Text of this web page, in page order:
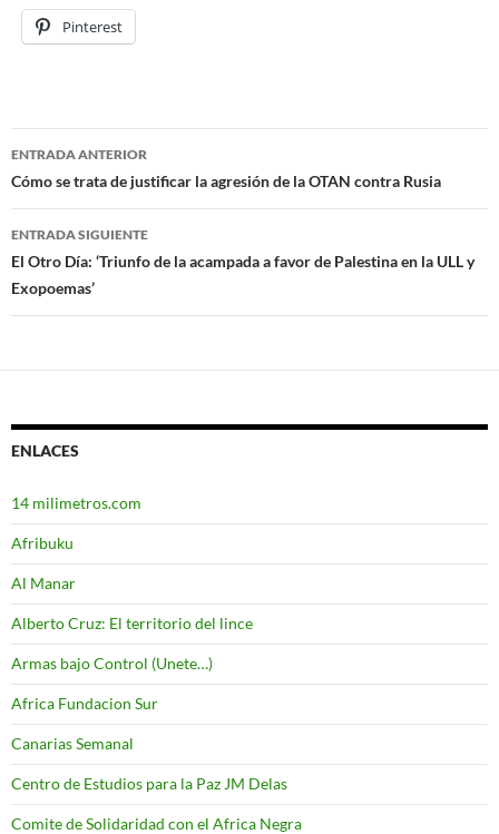
Pinterest
Navegación
de
entradas
ENTRADA ANTERIOR
Cómo se trata de justificar la agresión de la OTAN contra Rusia
ENTRADA SIGUIENTE
El Otro Día: ‘Triunfo de la acampada a favor de Palestina en la ULL y
Exopoemas’
ENLACES
14 milimetros.com
Afribuku
Al Manar
Alberto Cruz: El territorio del lince
Armas bajo Control (Unete…)
Africa Fundacion Sur
Canarias Semanal
Centro de Estudios para la Paz JM Delas
Comite de Solidaridad con el Africa Negra